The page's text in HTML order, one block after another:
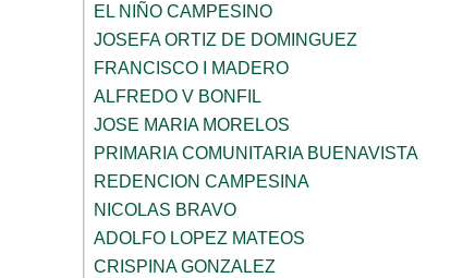
EL NIÑO CAMPESINO
JOSEFA ORTIZ DE DOMINGUEZ
FRANCISCO I MADERO
ALFREDO V BONFIL
JOSE MARIA MORELOS
PRIMARIA COMUNITARIA BUENAVISTA
REDENCION CAMPESINA
NICOLAS BRAVO
ADOLFO LOPEZ MATEOS
CRISPINA GONZALEZ